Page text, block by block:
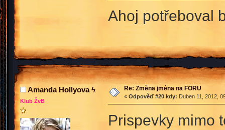
Ahoj potřeboval
Amanda Hollyova ϟ
Klub ŽvB
Re: Změna jména na FORU
« Odpověď #20 kdy: Duben 11, 2012,
Prispevky mimo